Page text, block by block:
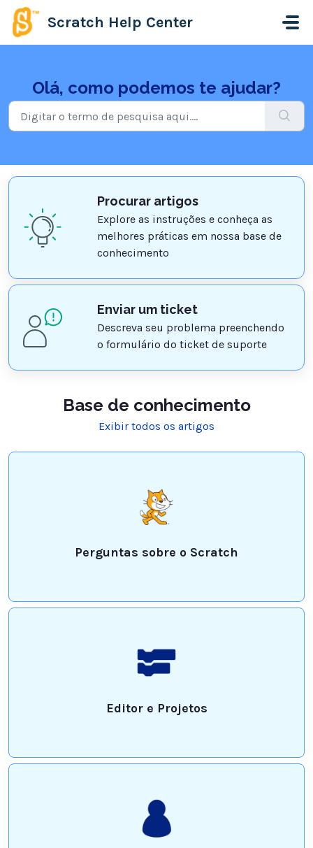
Ir para o conteúdo principal
Scratch Help Center
Olá, como podemos te ajudar?
Procurar artigos
Explore as instruções e conheça as
melhores práticas em nossa base de
conhecimento
Enviar um ticket
Descreva seu problema preenchendo
o formulário do ticket de suporte
Base de conhecimento
Exibir todos os artigos
Perguntas sobre o Scratch
Editor e Projetos